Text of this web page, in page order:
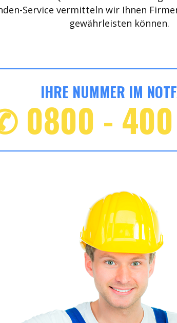
Service vermitteln wir Ihnen
gewährleisten können.
IHRE NUMMER IM
0800 - 400